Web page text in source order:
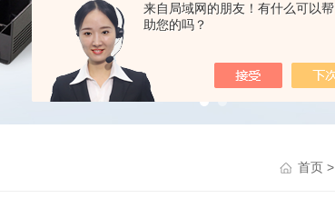
来自局域网的朋友！有什么可以帮
助您的吗？
首页>